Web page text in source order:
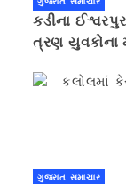
કડીના
ત્રણ યુવકોના
ગુજરાત સમાચાર